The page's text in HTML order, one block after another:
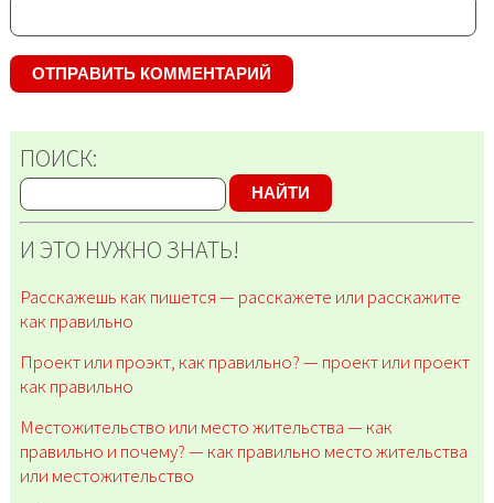
ПОИСК:
НАЙТИ
И ЭТО НУЖНО ЗНАТЬ!
Расскажешь как пишется — расскажете или расскажите
как правильно
Проект или проэкт, как правильно? — проект или проект
как правильно
Местожительство или место жительства — как
правильно и почему? — как правильно место жительства
или местожительство